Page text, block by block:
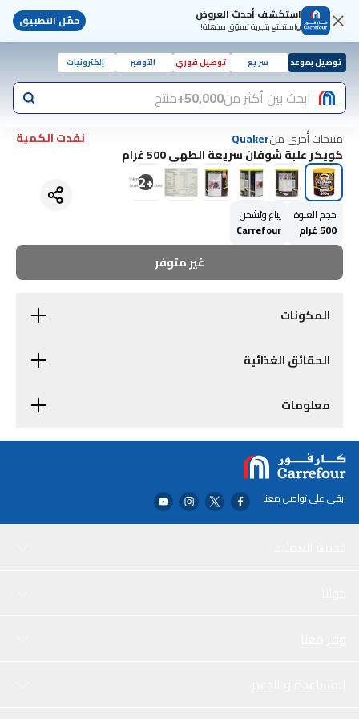
استكشف أحدث العروض
واستمتع بتجربة تسوّق مذهلة! حمّل التطبيق
توصيل بموعد سريع توصيل فوري التوفير إلكترونيات
ابحث بين أكثر من50,000+ منتج
منتجات أُخرى منQuaker
نفدت الكمية
كويكر علبة شوفان سريعة الطهي 500 غرام
+
2
حجم العبوة
500 غرام
يباع ويُشحن
Carrefour
غير متوفر
المكونات
الحقائق الغذائية
معلومات
ابقى على تواصل معنا